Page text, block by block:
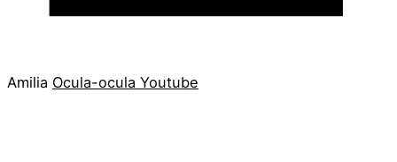
Amilia Ocula-ocula Youtube